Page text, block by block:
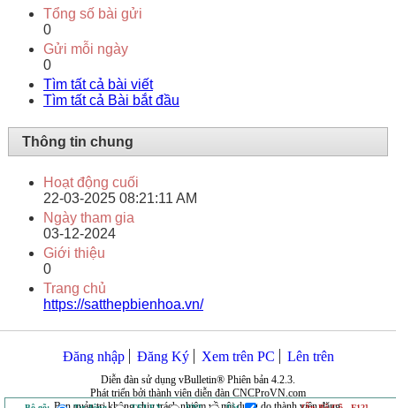
Tổng số bài gửi
0
Gửi mỗi ngày
0
Tìm tất cả bài viết
Tìm tất cả Bài bắt đầu
Thông tin chung
Hoạt động cuối
22-03-2025 08:21:11 AM
Ngày tham gia
03-12-2024
Giới thiệu
0
Trang chủ
https://satthepbienhoa.vn/
Đăng nhập Đăng Ký Xem trên PC Lên trên
Diễn đàn sử dụng vBulletin® Phiên bản 4.2.3.
Phát triển bởi thành viên diễn đàn CNCProVN.com